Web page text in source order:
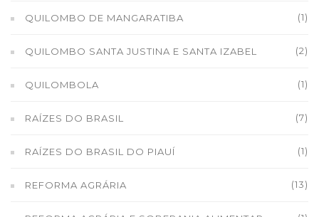
QUILOMBO DE MANGARATIBA (1)
QUILOMBO SANTA JUSTINA E SANTA IZABEL (2)
QUILOMBOLA (1)
RAÍZES DO BRASIL (7)
RAÍZES DO BRASIL DO PIAUÍ (1)
REFORMA AGRÁRIA (13)